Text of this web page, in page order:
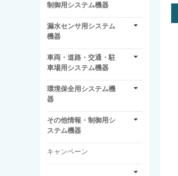
制御用システム機器
漏水センサ用システム
機器
車両・道路・交通・駐
車場用システム機器
環境保全用システム機
器
その他情報・制御用シ
ステム機器
キャンペーン